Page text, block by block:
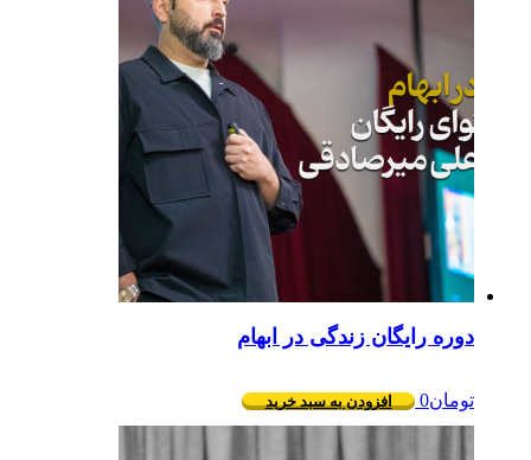
دوره رایگان زندگی در ابهام
تومان0 افزودن به سبد خرید